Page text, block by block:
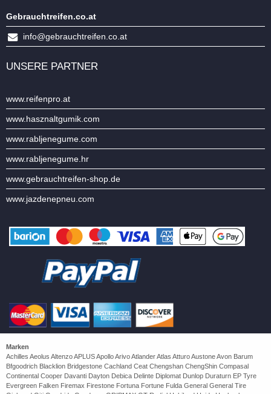
Gebrauchtreifen.co.at
info@gebrauchtreifen.co.at
UNSERE PARTNER
www.reifenpro.at
www.hasznaltgumik.com
www.rabljenegume.com
www.rabljenegume.hr
www.gebrauchtreifen-shop.de
www.jazdenepneu.com
Marken
Achilles Aeolus Altenzo APLUS Apollo Arivo Atlander Atlas Atturo Austone Avon Barum
Bfgoodrich Blacklion Bridgestone Cachland Ceat Chengshan ChengShin Compasal
Continental Cooper Davanti Dayton Debica Delinte Diplomat Dunlop Duraturn EP Tyre
Evergreen Falken Firemax Firestone Fortuna Fortune Fulda General General Tire